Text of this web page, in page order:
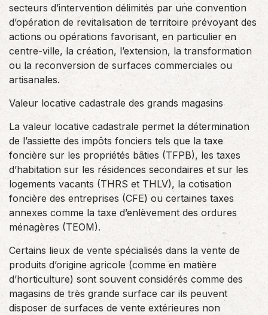
secteurs d’intervention délimités par une convention
d’opération de revitalisation de territoire prévoyant des
actions ou opérations favorisant, en particulier en
centre-ville, la création, l’extension, la transformation
ou la reconversion de surfaces commerciales ou
artisanales.
Valeur locative cadastrale des grands magasins
La valeur locative cadastrale permet la détermination
de l’assiette des impôts fonciers tels que la taxe
foncière sur les propriétés bâties (TFPB), les taxes
d’habitation sur les résidences secondaires et sur les
logements vacants (THRS et THLV), la cotisation
foncière des entreprises (CFE) ou certaines taxes
annexes comme la taxe d’enlèvement des ordures
ménagères (TEOM).
Certains lieux de vente spécialisés dans la vente de
produits d’origine agricole (comme en matière
d’horticulture) sont souvent considérés comme des
magasins de très grande surface car ils peuvent
disposer de surfaces de vente extérieures non